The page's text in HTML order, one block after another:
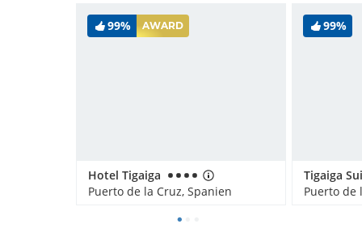
99% AWARD
Hotel Tigaiga
Puerto de la Cruz, Spanien
99%
Tigaiga
Puerto de